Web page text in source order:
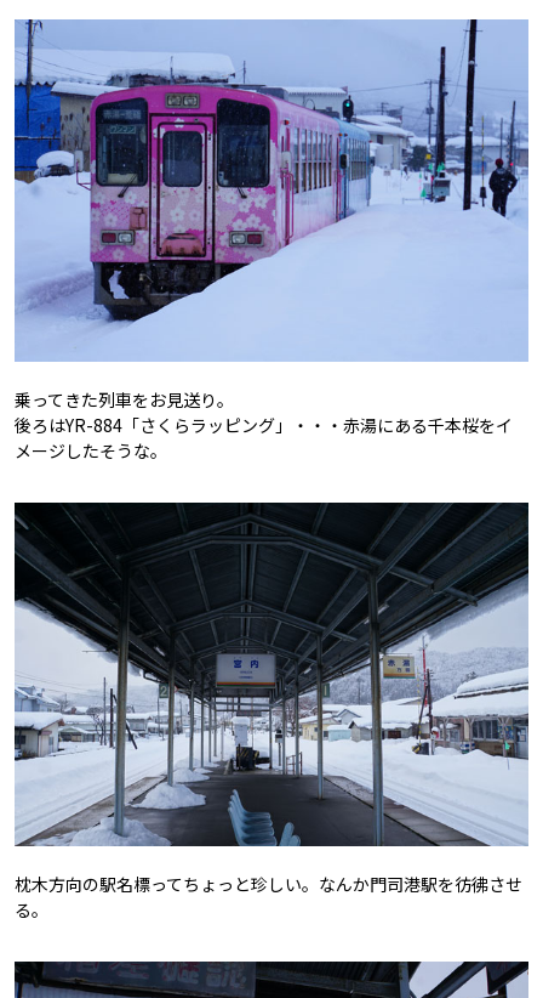
乗ってきた列車をお見送り。
後ろはYR-884「さくらラッピング」・・・赤湯にある千本桜をイ
メージしたそうな。
枕木方向の駅名標ってちょっと珍しい。なんか門司港駅を彷彿させ
る。